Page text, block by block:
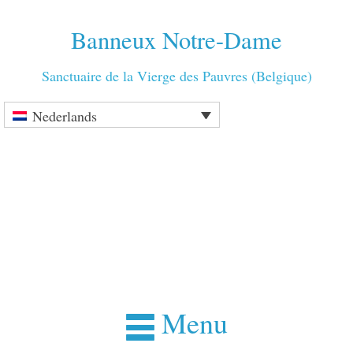
Banneux Notre-Dame
Sanctuaire de la Vierge des Pauvres (Belgique)
Nederlands
Menu